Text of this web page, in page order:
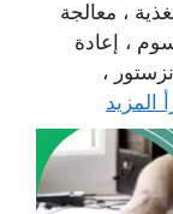
، معالجة
، إعادة
،
المزيد